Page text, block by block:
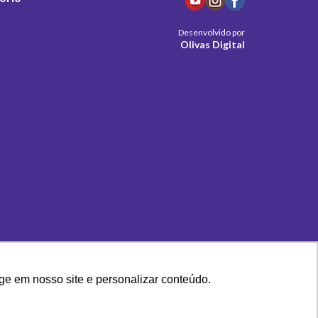
em nosso site e personalizar conteúdo.
Desenvolvido por
Olivas Digital